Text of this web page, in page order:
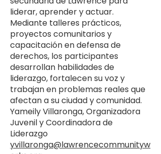
liderar, aprender y actuar.
Mediante talleres prácticos,
proyectos comunitarios y
capacitación en defensa de
derechos, los participantes
desarrollan habilidades de
liderazgo, fortalecen su voz y
trabajan en problemas reales que
afectan a su ciudad y comunidad.
Yameily Villaronga, Organizadora
Juvenil y Coordinadora de
Liderazgo
yvillaronga@lawrencecommunityw